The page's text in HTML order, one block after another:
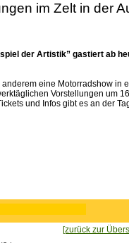
im Zelt in der
der Artistik” gastiert ab
eine Motorradshow in
Vorstellungen um
und Infos gibt es an der
[zurück zur